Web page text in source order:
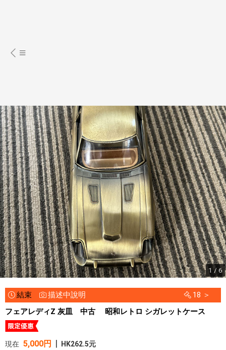
1 / 6
結束 描述中說明
18 ＞
フェアレディZ 灰皿 中古 昭和レトロ シガレットケース
現在 5,000円 | HK262.5元